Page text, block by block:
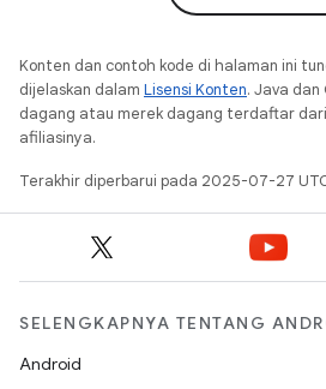
Konten dan contoh kode di halaman ini
dijelaskan dalam Lisensi Konten. Java
dagang atau merek dagang terdaftar
afiliasinya.
Terakhir diperbarui pada 2025-07-27
SELENGKAPNYA TENTANG
Android